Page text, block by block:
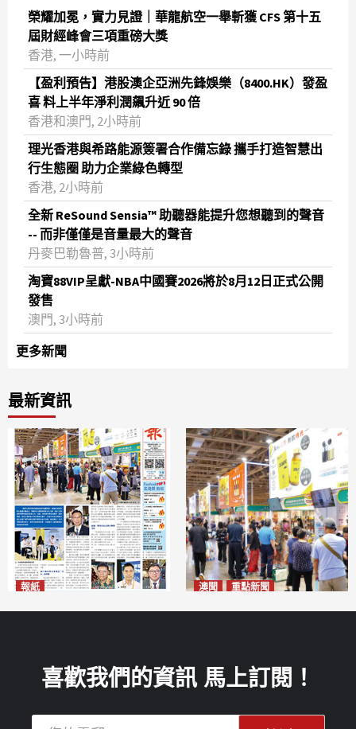
榮耀加冕，實力見證｜華龍航空一舉斬獲 CFS 第十五
屆財經峰會三項重磅大獎
香港, 一小時前
【盈利預告】港股澳企亞洲先鋒娛樂（8400.HK）發盈
喜 料上半年淨利潤飆升近 90 倍
香港和澳門, 2小時前
理光香港與希路能源簽署合作備忘錄 攜手打造智慧出
行生態圈 助力企業綠色轉型
香港, 2小時前
全新 ReSound Sensia™ 助聽器能提升您想聽到的聲音
-- 而非僅僅是音量最大的聲音
丹麥巴勒魯普, 3小時前
淘寶88VIP呈獻-NBA中國賽2026將於8月12日正式公開
發售
澳門, 3小時前
更多新聞
最新資訊
報紙 澳聞 重點新聞
2026-08-10
喜歡我們的資訊 馬上訂閱！